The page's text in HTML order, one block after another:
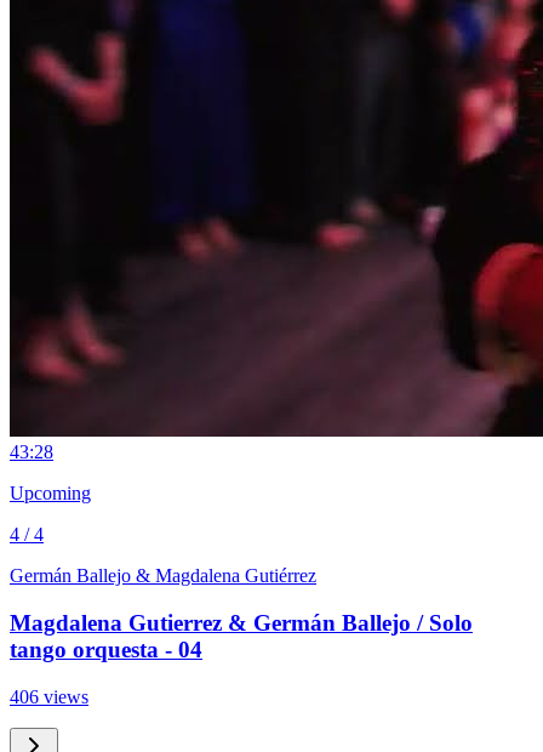
43:28
Upcoming
4 / 4
Germán Ballejo & Magdalena Gutiérrez
Magdalena Gutierrez & Germán Ballejo / Solo
tango orquesta - 04
406 views